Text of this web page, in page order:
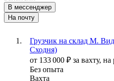
В мессенджер
На почту
Грузчик на склад М.
Сходня)
от 133 000 ₽ за вахту, на
Без опыта
Вахта